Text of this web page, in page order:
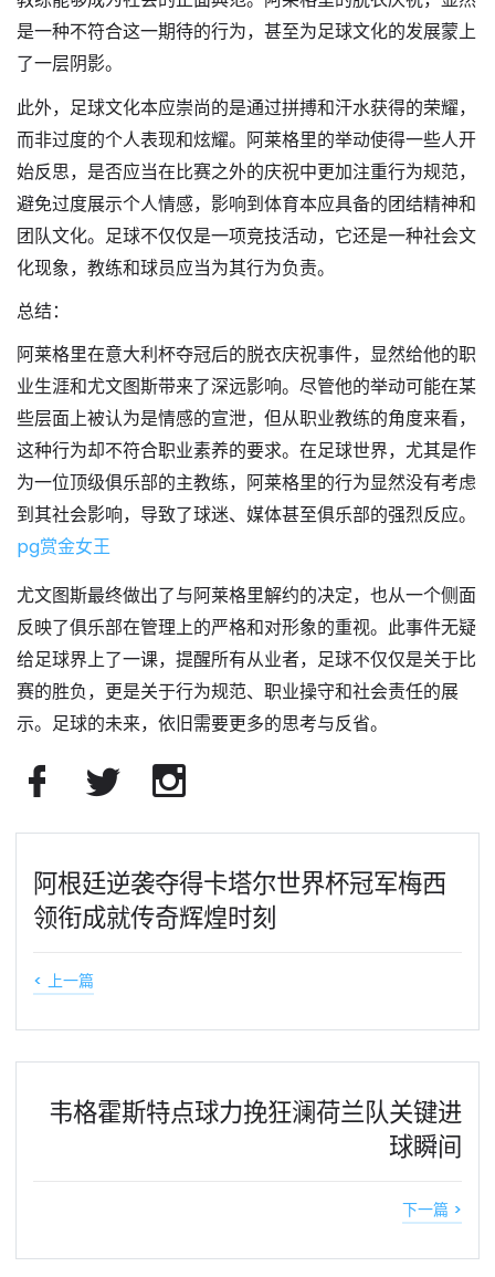
是一种不符合这一期待的行为，甚至为足球文化的发展蒙上
了一层阴影。
此外，足球文化本应崇尚的是通过拼搏和汗水获得的荣耀，
而非过度的个人表现和炫耀。阿莱格里的举动使得一些人开
始反思，是否应当在比赛之外的庆祝中更加注重行为规范，
避免过度展示个人情感，影响到体育本应具备的团结精神和
团队文化。足球不仅仅是一项竞技活动，它还是一种社会文
化现象，教练和球员应当为其行为负责。
总结：
阿莱格里在意大利杯夺冠后的脱衣庆祝事件，显然给他的职
业生涯和尤文图斯带来了深远影响。尽管他的举动可能在某
些层面上被认为是情感的宣泄，但从职业教练的角度来看，
这种行为却不符合职业素养的要求。在足球世界，尤其是作
为一位顶级俱乐部的主教练，阿莱格里的行为显然没有考虑
到其社会影响，导致了球迷、媒体甚至俱乐部的强烈反应。
pg赏金女王
尤文图斯最终做出了与阿莱格里解约的决定，也从一个侧面
反映了俱乐部在管理上的严格和对形象的重视。此事件无疑
给足球界上了一课，提醒所有从业者，足球不仅仅是关于比
赛的胜负，更是关于行为规范、职业操守和社会责任的展
示。足球的未来，依旧需要更多的思考与反省。
阿根廷逆袭夺得卡塔尔世界杯冠军梅西
领衔成就传奇辉煌时刻
< 上一篇
韦格霍斯特点球力挽狂澜荷兰队关键进
球瞬间
下一篇 >